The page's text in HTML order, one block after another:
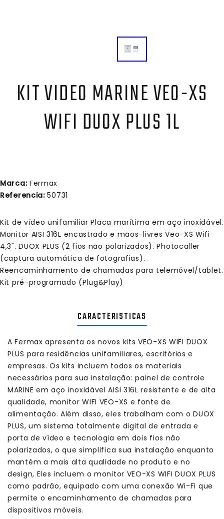
KIT VIDEO MARINE VEO-XS
WIFI DUOX PLUS 1L
Marca: Fermax
Referencia:50731
Kit de vídeo unifamiliar Placa marítima em aço inoxidável.
Monitor AISI 316L encastrado e mãos-livres Veo-XS Wifi
4,3". DUOX PLUS (2 fios não polarizados). Photocaller
(captura automática de fotografias).
Reencaminhamento de chamadas para telemóvel/tablet.
Kit pré-programado (Plug&Play)
CARACTERISTICAS
A Fermax apresenta os novos kits VEO-XS WIFI DUOX
PLUS para residências unifamiliares, escritórios e
empresas. Os kits incluem todos os materiais
necessários para sua instalação: painel de controle
MARINE em aço inoxidável AISI 316L resistente e de alta
qualidade, monitor WIFI VEO-XS e fonte de
alimentação. Além disso, eles trabalham com o DUOX
PLUS, um sistema totalmente digital de entrada e
porta de vídeo e tecnologia em dois fios não
polarizados, o que simplifica sua instalação enquanto
mantém a mais alta qualidade no produto e no
design, Eles incluem o monitor VEO-XS WIFI DUOX PLUS
como padrão, equipado com uma conexão Wi-Fi que
permite o encaminhamento de chamadas para
dispositivos móveis.